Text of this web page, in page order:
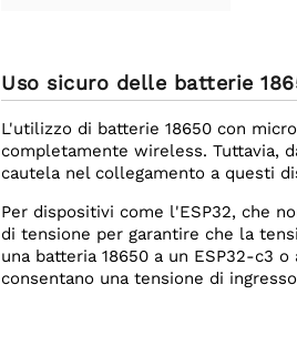
Uso sicuro delle batterie
L'utilizzo di batterie 18650 con
completamente wireless. Tuttavia,
cautela nel collegamento a questi
Per dispositivi come l'ESP32, che
di tensione per garantire che la
una batteria 18650 a un ESP32-c3
consentano una tensione di ingresso